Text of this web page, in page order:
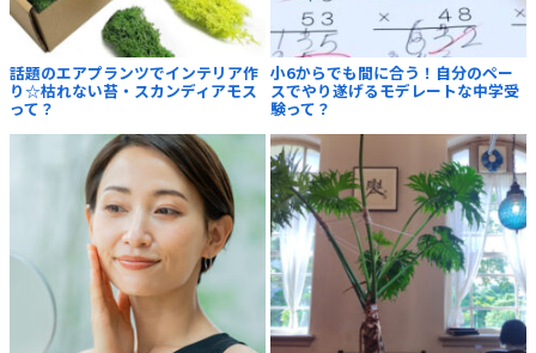
話題のエアプランツでインテリア作
り☆枯れない苔・スカンディアモス
って？
小6からでも間に合う！自分のペー
スでやり遂げるモデレートな中学受
験って？